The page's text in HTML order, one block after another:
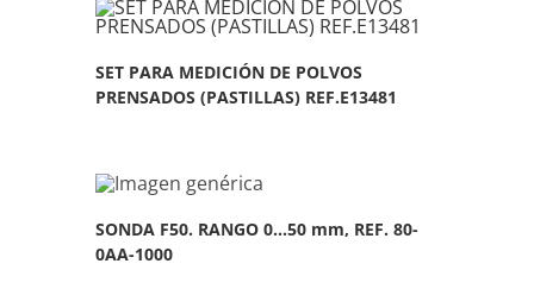
SET PARA MEDICIÓN DE POLVOS
PRENSADOS (PASTILLAS) REF.E13481
SONDA F50. RANGO 0…50 mm, REF. 80-
0AA-1000